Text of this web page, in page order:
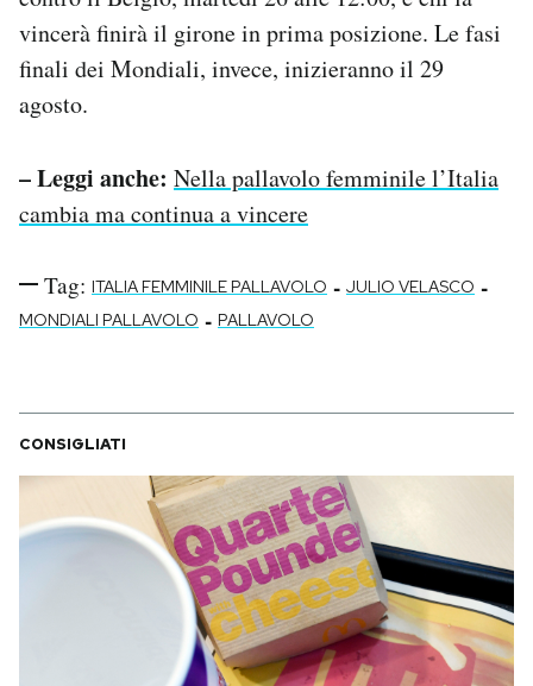
vincerà finirà il girone in prima posizione. Le fasi
finali dei Mondiali, invece, inizieranno il 29
agosto.
– Leggi anche: Nella pallavolo femminile l’Italia
cambia ma continua a vincere
Tag: ITALIA FEMMINILE PALLAVOLO - JULIO VELASCO -
MONDIALI PALLAVOLO - PALLAVOLO
CONSIGLIATI